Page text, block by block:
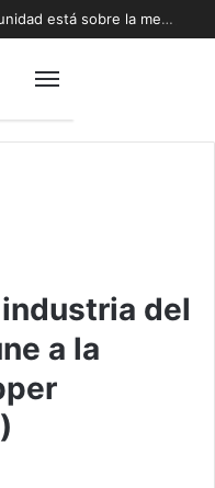
Biministro Daniel Mas: “La oportunidad está sobre la mesa y tenemos que aprovecharla”
del
a la